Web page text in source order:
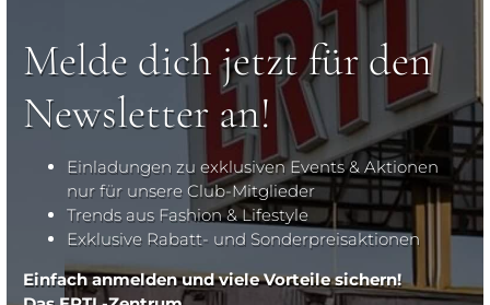
Melde dich jetzt für den
Newsletter an!
Einladungen zu exklusiven Events & Aktionen
nur für unsere Club-Mitglieder
Trends aus Fashion & Lifestyle
Exklusive Rabatt- und Sonderpreisaktionen
Einfach anmelden und viele Vorteile sichern!